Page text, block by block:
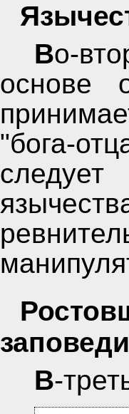
Во-вторых. Поскольку христианство в своей
основе
"бога-
следует
В-